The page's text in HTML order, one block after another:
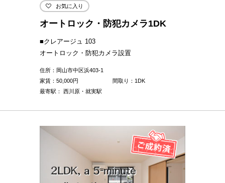
お気に入り
オートロック・防犯カメラ1DK
■クレアージュ 103
オートロック・防犯カメラ設置
住所：岡山市中区浜403-1
家賃： 50,000円
間取り：1DK
最寄駅： 西川原・就実駅